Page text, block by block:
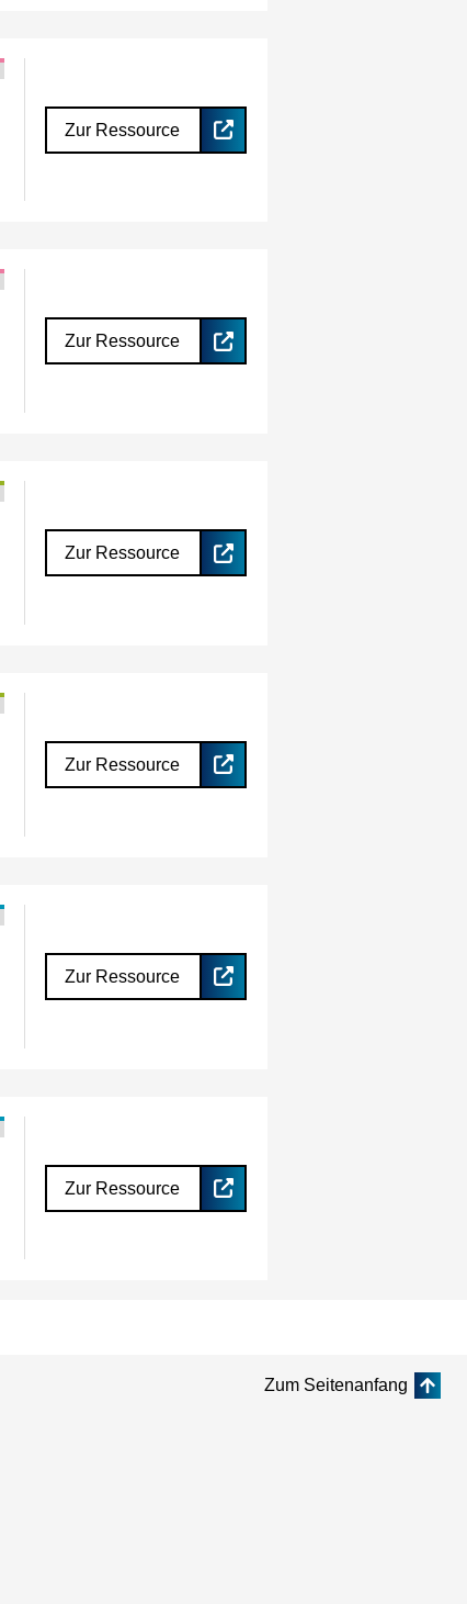
Zur Ressource
Zur Ressource
Zur Ressource
Zur Ressource
Zur Ressource
Zur Ressource
Zum Seitenanfang